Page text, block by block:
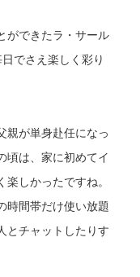
ができたラ・サール
でさえ楽しく彩り
親が単身赴任になっ
頃は、家に初めてイ
しかったですね。
時間帯だけ使い放題
とチャットしたりす